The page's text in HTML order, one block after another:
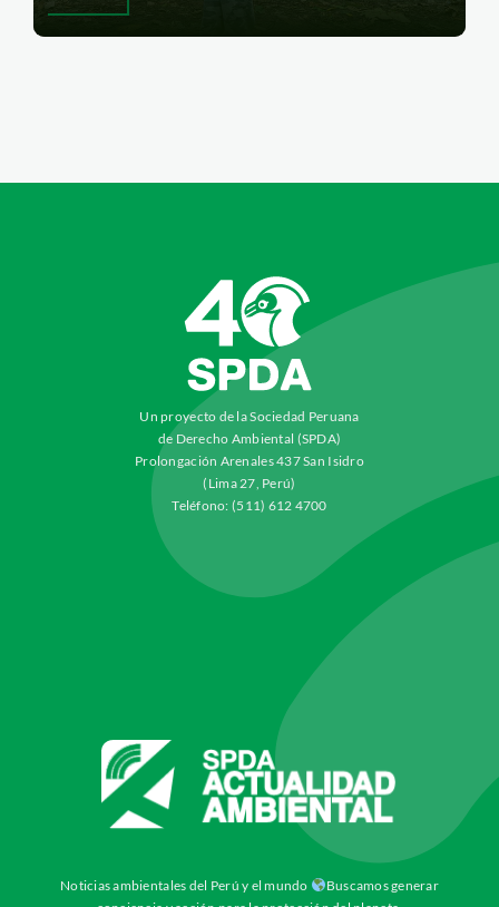
Un proyecto de la Sociedad Peruana
de Derecho Ambiental (SPDA)
Prolongación Arenales 437 San Isidro
(Lima 27, Perú)
Teléfono: (511) 612 4700
Noticias ambientales del Perú y el mundo
Buscamos generar